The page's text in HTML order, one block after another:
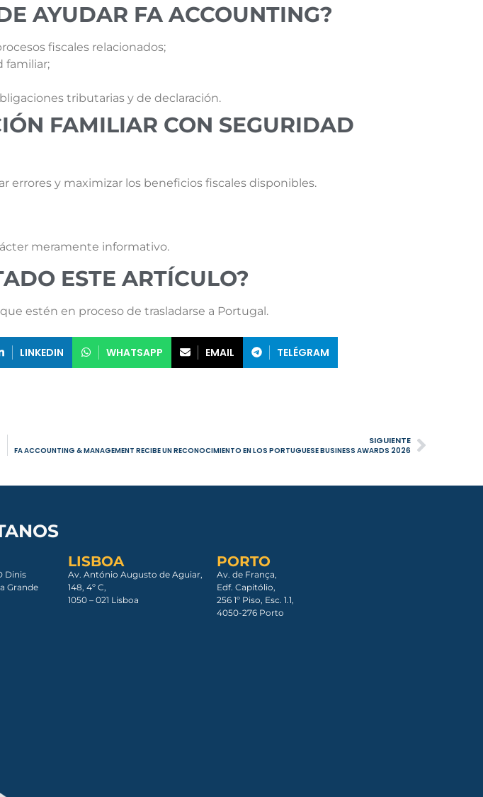
AYUDAR FA ACCOUNTING?
fiscales relacionados;
familiar;
tributarias y de declaración.
FAMILIAR CON SEGURIDAD
errores y maximizar los beneficios fiscales disponibles.
meramente informativo.
ESTE ARTÍCULO?
estén en proceso de trasladarse a Portugal.
LINKEDIN WHATSAPP EMAIL TELÉGRAM
SIGUIENTE
FA ACCOUNTING & MANAGEMENT RECIBE UN RECONOCIMIENTO EN LOS PORTUGUESE BUSINESS AWARDS 2026
Dinis
Grande
LISBOA
Av. António Augusto de Aguiar,
148, 4º C,
1050 – 021 Lisboa​
PORTO
Av. de França,
Edf. Capitólio,
256 1º Piso, Esc. 1.1,
4050-276 Porto